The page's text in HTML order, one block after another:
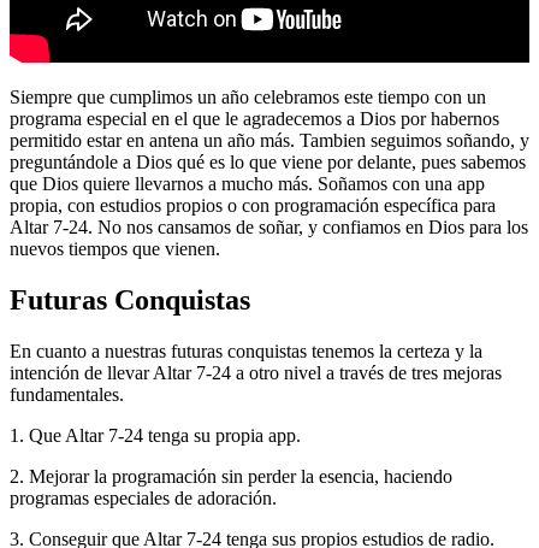
Siempre que cumplimos un año celebramos este tiempo con un
programa especial en el que le agradecemos a Dios por habernos
permitido estar en antena un año más. Tambien seguimos soñando, y
preguntándole a Dios qué es lo que viene por delante, pues sabemos
que Dios quiere llevarnos a mucho más. Soñamos con una app
propia, con estudios propios o con programación específica para
Altar 7-24. No nos cansamos de soñar, y confiamos en Dios para los
nuevos tiempos que vienen.
Futuras Conquistas
En cuanto a nuestras futuras conquistas tenemos la certeza y la
intención de llevar Altar 7-24 a otro nivel a través de tres mejoras
fundamentales.
1. Que Altar 7-24 tenga su propia app.
2. Mejorar la programación sin perder la esencia, haciendo
programas especiales de adoración.
3. Conseguir que Altar 7-24 tenga sus propios estudios de radio.